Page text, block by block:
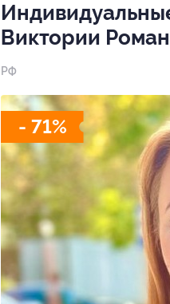
Виктории
РФ
- 71%